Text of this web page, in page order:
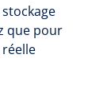
que pour